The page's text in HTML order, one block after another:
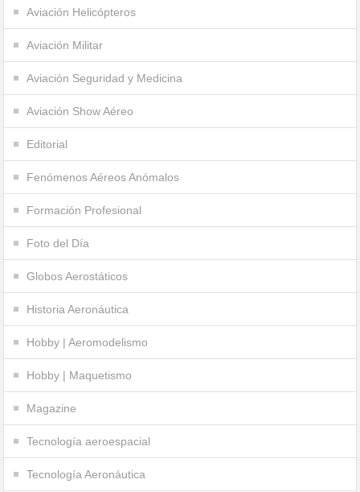
Aviación Helicópteros
Aviación Militar
Aviación Seguridad y Medicina
Aviación Show Aéreo
Editorial
Fenómenos Aéreos Anómalos
Formación Profesional
Foto del Día
Globos Aerostáticos
Historia Aeronáutica
Hobby | Aeromodelismo
Hobby | Maquetismo
Magazine
Tecnología aeroespacial
Tecnología Aeronáutica